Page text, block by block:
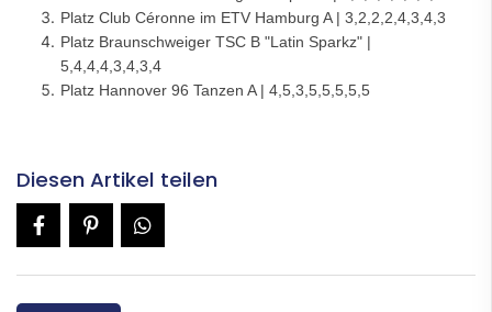
Platz Club Céronne im ETV Hamburg A | 3,2,2,2,4,3,4,3
Platz Braunschweiger TSC B "Latin Sparkz" |
5,4,4,4,3,4,3,4
Platz Hannover 96 Tanzen A | 4,5,3,5,5,5,5,5
Diesen Artikel teilen